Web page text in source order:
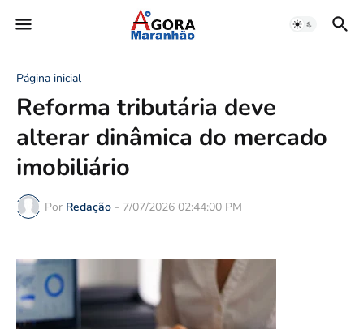
Página inicial
Reforma tributária deve
alterar dinâmica do mercado
imobiliário
Por Redação - 7/07/2026 02:44:00 PM